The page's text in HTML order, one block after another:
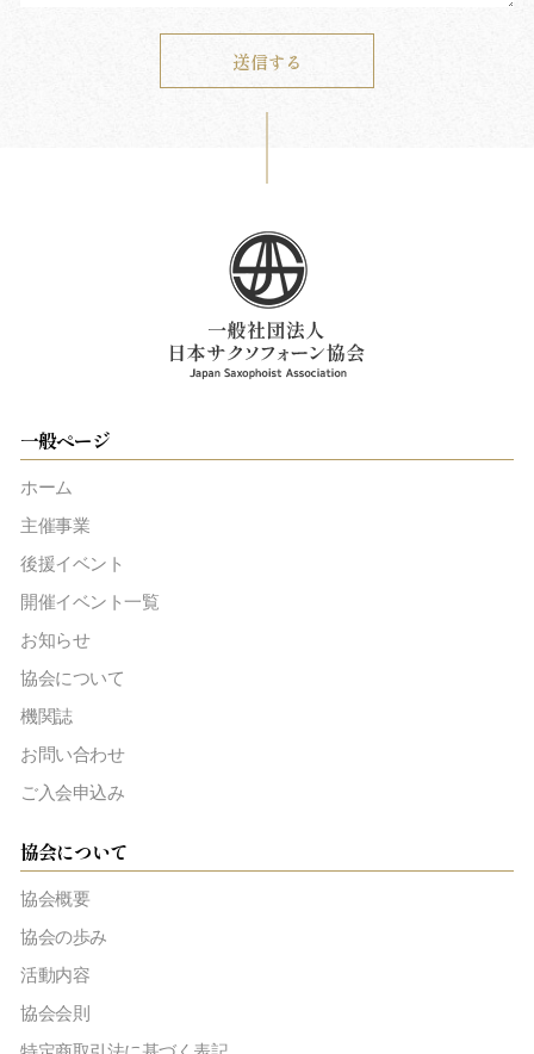
一般ページ
ホーム
主催事業
後援イベント
開催イベント一覧
お知らせ
協会について
機関誌
お問い合わせ
ご入会申込み
協会について
協会概要
協会の歩み
活動内容
協会会則